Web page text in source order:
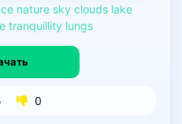
nature sky clouds lake
tranquillity lungs
0